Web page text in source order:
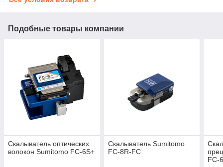
Подобные товары компании
Скалыватель оптических
волокон Sumitomo FC-6S+
Cкалыватель Sumitomo
FC-8R-FC
FC-